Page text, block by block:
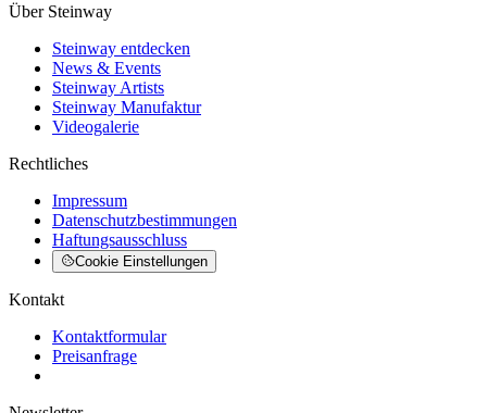
Über Steinway
Steinway entdecken
News & Events
Steinway Artists
Steinway Manufaktur
Videogalerie
Rechtliches
Impressum
Datenschutzbestimmungen
Haftungsausschluss
Cookie Einstellungen
Kontakt
Kontaktformular
Preisanfrage